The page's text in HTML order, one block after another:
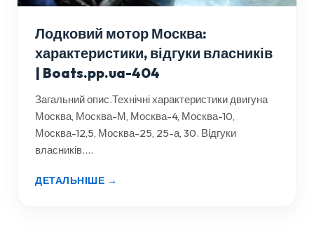
Лодковий мотор Москва:
характеристики, відгуки власників
| Boats.pp.ua-404
Загальний опис.Технічні характеристики двигуна
Москва, Москва-М, Москва-4, Москва-10,
Москва-12,5, Москва-25, 25-а, 30. Відгуки
власників....
ДЕТАЛЬНІШЕ →